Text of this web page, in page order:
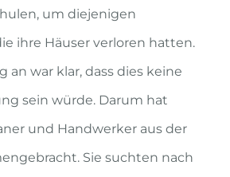
um diejenigen
ihre Häuser verloren hatten.
an war klar, dass dies keine
sein würde. Darum hat
und Handwerker aus der
Sie suchten nach